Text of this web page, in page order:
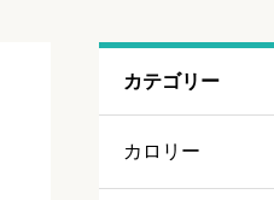
カテゴリー
カロリー